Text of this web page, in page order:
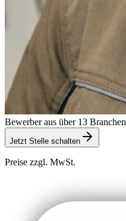
Bewerber aus über 13 Branchen
Jetzt Stelle schalten
Preise zzgl. MwSt.